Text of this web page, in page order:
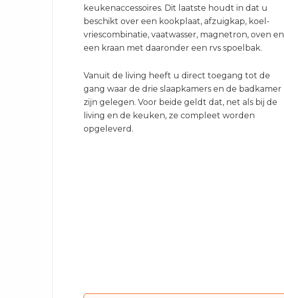
keukenaccessoires. Dit laatste houdt in dat u
beschikt over een kookplaat, afzuigkap, koel-
vriescombinatie, vaatwasser, magnetron, oven en
een kraan met daaronder een rvs spoelbak.
Vanuit de living heeft u direct toegang tot de
gang waar de drie slaapkamers en de badkamer
zijn gelegen. Voor beide geldt dat, net als bij de
living en de keuken, ze compleet worden
opgeleverd.